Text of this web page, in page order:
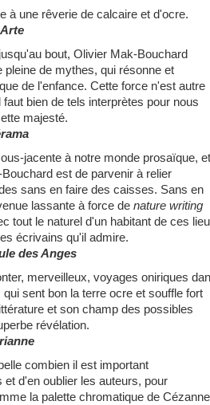
à une rêverie de calcaire et d'ocre.
Arte
bout, Olivier Mak-Bouchard
pleine de mythes, qui résonne et
de l'enfance. Cette force n'est autre
bien de tels interprètes pour nous
majesté.
jacente à notre monde prosaïque, et
est de parvenir à relier
sans en faire des caisses. Sans en
lassante à force de nature writing
tout le naturel d'un habitant de ces
écrivains qu'il admire.
des Anges
merveilleux, voyages oniriques
sent bon la terre ocre et souffle fort
et son champ des possibles
révélation.
combien il est important
d'en oublier les auteurs, pour
la palette chromatique de Cézanne